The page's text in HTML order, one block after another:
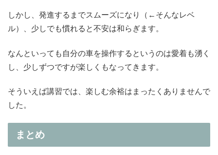
しかし、発進するまでスムーズになり（←そんなレベ
ル）、少しでも慣れると不安は和らぎます。
なんといっても自分の車を操作するというのは愛着も湧く
し、少しずつですが楽しくもなってきます。
そういえば講習では、楽しむ余裕はまったくありませんで
した。
まとめ